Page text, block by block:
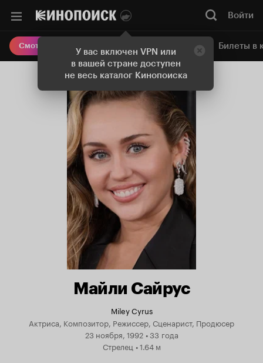
У вас включен VPN или
в вашей стране доступен
не весь каталог Кинопоиска
Войти
Смотреть кино Онлайн-кинотеатр Билеты в
Майли Сайрус
Miley Cyrus
Актриса, Композитор, Режиссер, Сценарист, Продюсер
23 ноября, 1992 •33 года
Стрелец •1.64 м